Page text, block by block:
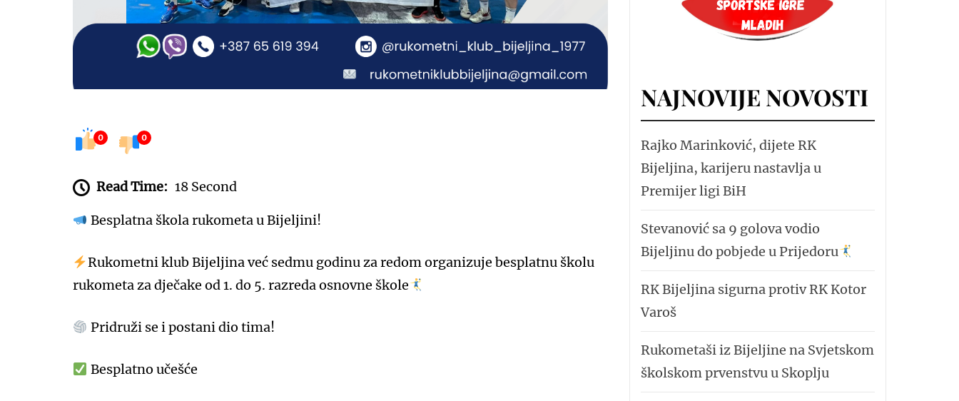
0 0
Read Time: 18 Second
Besplatna škola rukometa u Bijeljini!
Rukometni klub Bijeljina već sedmu godinu za redom organizuje besplatnu školu
rukometa za dječake od 1. do 5. razreda osnovne škole
Pridruži se i postani dio tima!
Besplatno učešće
NAJNOVIJE NOVOSTI
Rajko Marinković, dijete RK
Bijeljina, karijeru nastavlja u
Premijer ligi BiH
Stevanović sa 9 golova vodio
Bijeljinu do pobjede u Prijedoru
RK Bijeljina sigurna protiv RK Kotor
Varoš
Rukometaši iz Bijeljine na Svjetskom
školskom prvenstvu u Skoplju